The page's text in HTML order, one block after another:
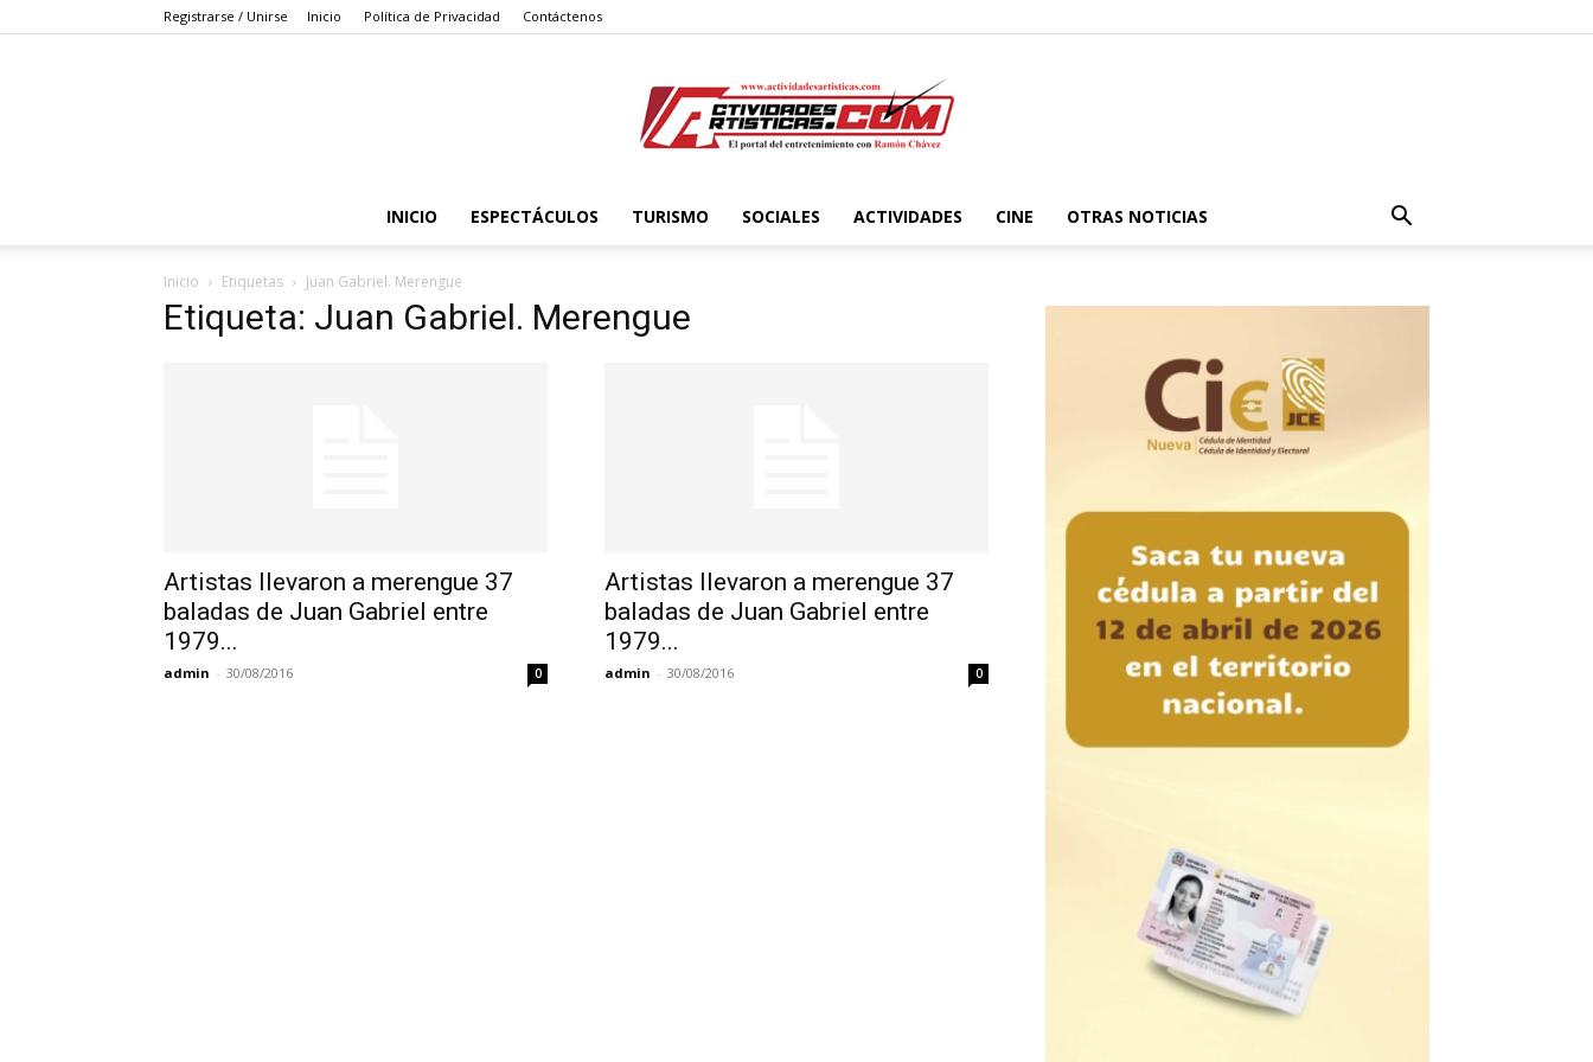
Registrarse / Unirse Inicio Política de Privacidad Contáctenos
Actividadesartisticas.com
INICIO ESPECTÁCULOS TURISMO SOCIALES ACTIVIDADES CINE OTRAS NOTICIAS
Inicio Etiquetas Juan Gabriel. Merengue
Etiqueta: Juan Gabriel. Merengue
Artistas llevaron a merengue 37
baladas de Juan Gabriel entre
1979...
admin - 30/08/2016 0
Artistas llevaron a merengue 37
baladas de Juan Gabriel entre
1979...
admin - 30/08/2016 0